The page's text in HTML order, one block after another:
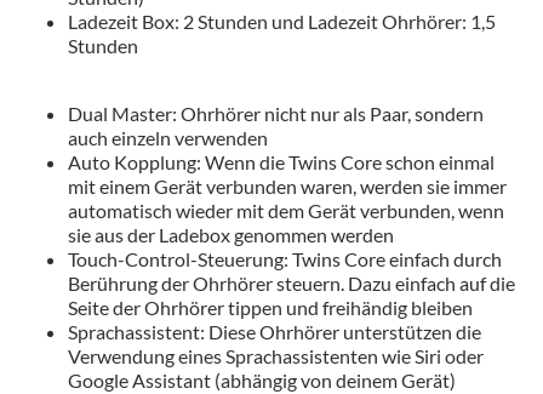
Ladezeit Box: 2 Stunden und Ladezeit Ohrhörer: 1,5
Stunden
Dual Master: Ohrhörer nicht nur als Paar, sondern
auch einzeln verwenden
Auto Kopplung: Wenn die Twins Core schon einmal
mit einem Gerät verbunden waren, werden sie immer
automatisch wieder mit dem Gerät verbunden, wenn
sie aus der Ladebox genommen werden
Touch-Control-Steuerung: Twins Core einfach durch
Berührung der Ohrhörer steuern. Dazu einfach auf die
Seite der Ohrhörer tippen und freihändig bleiben
Sprachassistent: Diese Ohrhörer unterstützen die
Verwendung eines Sprachassistenten wie Siri oder
Google Assistant (abhängig von deinem Gerät)